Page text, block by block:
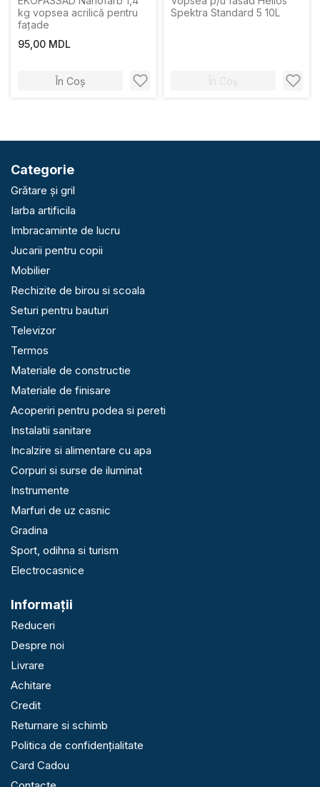
kg vopsea acrilică pentru
fațade
95,00 MDL
În Coș
Spektra Standard 5 10L
În Coș
Categorie
Grătare și gril
Iarba artificila
Imbracaminte de lucru
Jucarii pentru copii
Mobilier
Rechizite de birou si scoala
Seturi pentru bauturi
Televizor
Termos
Materiale de constructie
Materiale de finisare
Acoperiri pentru podea si pereti
Instalatii sanitare
Incalzire si alimentare cu apa
Corpuri si surse de iluminat
Instrumente
Marfuri de uz casnic
Gradina
Sport, odihna si turism
Electrocasnice
Informaţii
Reduceri
Despre noi
Livrare
Achitare
Credit
Returnare si schimb
Politica de confidențialitate
Card Cadou